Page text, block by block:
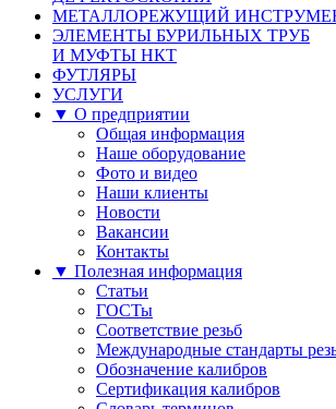
МЕТАЛЛОРЕЖУЩИЙ
ЭЛЕМЕНТЫ БУРИЛЬНЫХ ТРУБ
И МУФТЫ НКТ
ФУТЛЯРЫ
УСЛУГИ
▼ О предприятии
Общая информация
Наше оборудование
Фото и видео
Наши клиенты
Новости
Вакансии
Контакты
▼ Полезная информация
Статьи
ГОСТы
Соответствие резьб
Международные стандарты
Обозначение калибров
Сертификация калибров